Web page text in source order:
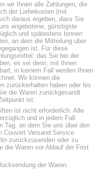
wir Ihnen alle Zahlungen, die
der Lieferkosten (mit
daraus ergeben, dass Sie
angebotene, günstigste
und spätestens binnen
an dem die Mitteilung über
ist. Für diese
das Sie bei der
es sei denn, mit Ihnen
in keinem Fall werden Ihnen
Wir können die
zurückerhalten haben oder bis
die Waren zurückgesandt
ist.
ist nicht erforderlich. Alle
und in jedem Fall
Tag, an dem Sie uns über den
Couvert Versand Service
zurückzusenden oder zu
die Waren vor Ablauf der Frist
der Waren.